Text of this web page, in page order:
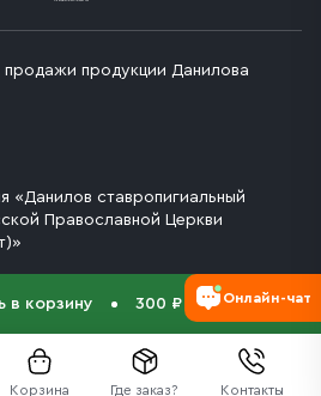
Корзина Где заказ? Контакты
в корзину 300 ₽
продажи продукции Данилова
«Данилов ставропигиальный
Православной Церкви
Онлайн-чат